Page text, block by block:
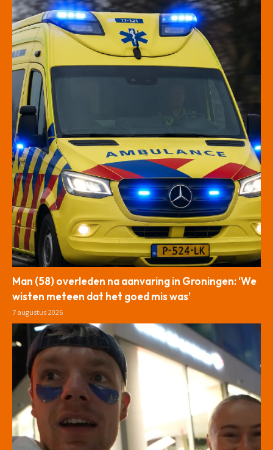
Man (58) overleden na aanvaring in Groningen: ‘We
wisten meteen dat het goed mis was’
7 augustus 2026